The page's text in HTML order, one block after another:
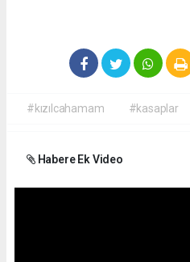
#kızılcahamam #kasaplar
Habere Ek Video